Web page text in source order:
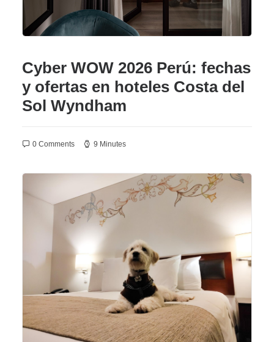
AGENCIAS/EMPRESAS
Cyber WOW 2026 Perú: fechas
y ofertas en hoteles Costa del
Sol Wyndham
0 Comments 9 Minutes